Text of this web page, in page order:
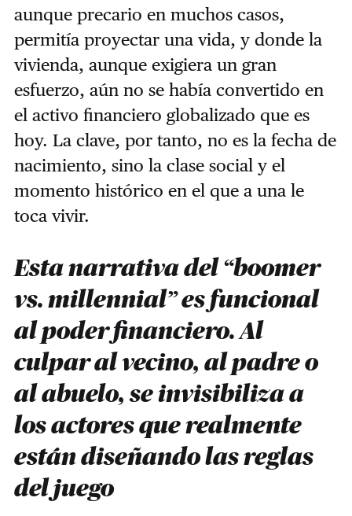
aunque precario en muchos casos,
permitía proyectar una vida, y donde la
vivienda, aunque exigiera un gran
esfuerzo, aún no se había convertido en
el activo financiero globalizado que es
hoy. La clave, por tanto, no es la fecha de
nacimiento, sino la clase social y el
momento histórico en el que a una le
toca vivir.
Esta narrativa del “boomer
vs. millennial” es funcional
al poder financiero. Al
culpar al vecino, al padre o
al abuelo, se invisibiliza a
los actores que realmente
están diseñando las reglas
del juego